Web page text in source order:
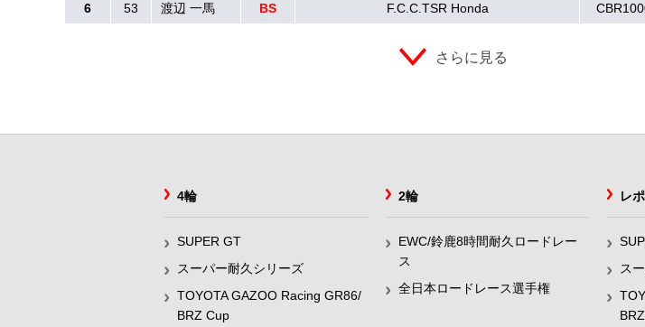
6 53 渡辺 一馬 BS F.C.C.TSR Honda
さらに見る
4輪
SUPER GT
スーパー耐久シリーズ
TOYOTA GAZOO Racing GR86/
BRZ Cup
2輪
EWC/鈴鹿8時間耐久ロードレー
ス
全日本ロードレース選手権
レ
ス